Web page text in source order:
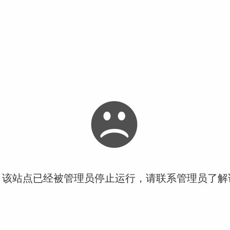
站点已经被管理员停止运行，请联系管理员了